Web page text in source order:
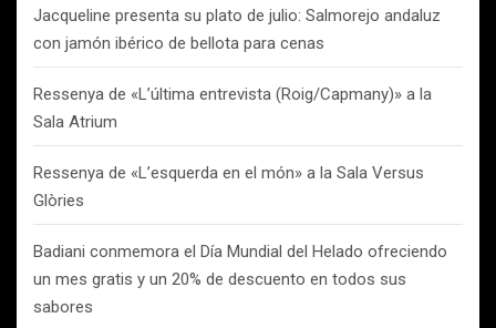
Jacqueline presenta su plato de julio: Salmorejo andaluz
con jamón ibérico de bellota para cenas
Ressenya de «L’última entrevista (Roig/Capmany)» a la
Sala Atrium
Ressenya de «L’esquerda en el món» a la Sala Versus
Glòries
Badiani conmemora el Día Mundial del Helado ofreciendo
un mes gratis y un 20% de descuento en todos sus
sabores